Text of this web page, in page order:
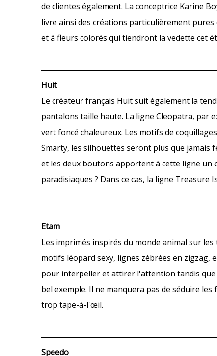
de clientes également. La conceptrice Karine
livre ainsi des créations particulièrement
et à fleurs colorés qui tiendront la vedette cet
Huit
Le créateur français Huit suit également la
pantalons taille haute. La ligne Cleopatra, par
vert foncé chaleureux. Les motifs de
Smarty, les silhouettes seront plus que jamais
et les deux boutons apportent à cette ligne un
paradisiaques ? Dans ce cas, la ligne
Etam
Les imprimés inspirés du monde animal sur
motifs léopard sexy, lignes zébrées en zigzag,
pour interpeller et attirer l'attention tandis
bel exemple. Il ne manquera pas de séduire
trop tape-à-l'œil.
Speedo